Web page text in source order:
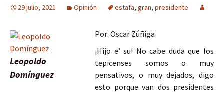
29 julio, 2021 Opinión estafa, gran, presidente
Leopoldo
Domínguez
Por: Oscar Zúñiga
¡Hijo e’ su! No cabe duda que los
tepicenses somos o muy
pensativos, o muy dejados, digo
esto porque van dos presidentes